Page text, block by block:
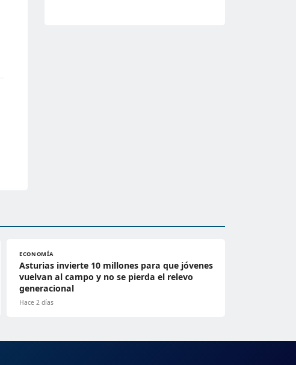
ECONOMÍA
Asturias invierte 10 millones para que jóvenes
vuelvan al campo y no se pierda el relevo
generacional
Hace 2 días